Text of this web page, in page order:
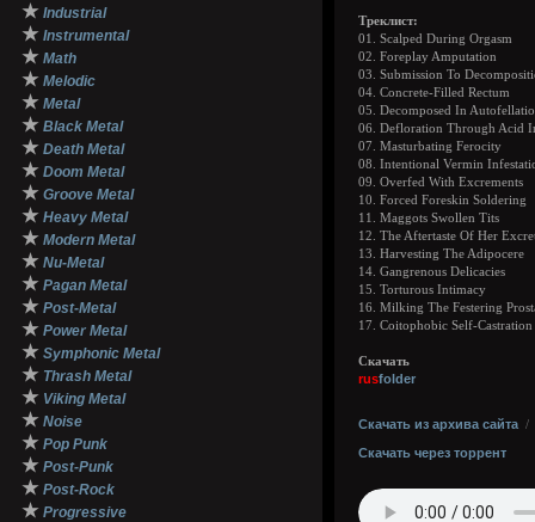
★ Industrial
★ Instrumental
★ Math
★ Melodic
★ Metal
★ Black Metal
★ Death Metal
★ Doom Metal
★ Groove Metal
★ Heavy Metal
★ Modern Metal
★ Nu-Metal
★ Pagan Metal
★ Post-Metal
★ Power Metal
★ Symphonic Metal
★ Thrash Metal
★ Viking Metal
★ Noise
★ Pop Punk
★ Post-Punk
★ Post-Rock
★ Progressive
Треклист:
01. Scalped During Orgasm
02. Foreplay Amputation
03. Submission To
04. Concrete-Filled Rectum
05. Decomposed In Autofellatio
06. Defloration Through Acid
07. Masturbating Ferocity
08. Intentional Vermin
09. Overfed With Excrements
10. Forced Foreskin Soldering
11. Maggots Swollen Tits
12. The Aftertaste Of Her
13. Harvesting The Adipocere
14. Gangrenous Delicacies
15. Torturous Intimacy
16. Milking The Festering
17. Coitophobic Self-Castration
Скачать
rusfolder
Скачать из архива сайта /
Скачать через торрент